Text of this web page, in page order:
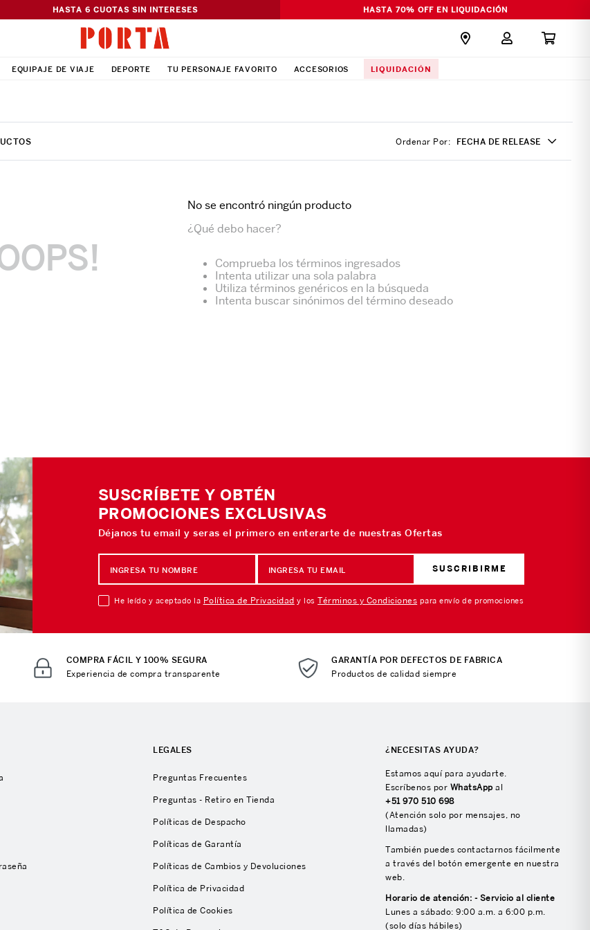
HASTA 6 CUOTAS SIN INTERESES HASTA 70% OFF EN LIQUIDACIÓN
EQUIPAJE DE VIAJE DEPORTE TU PERSONAJE FAVORITO ACCESORIOS LIQUIDACIÓN
Ordenar Por FECHA DE RELEASE
No se encontró ningún producto
¿Qué debo hacer?
Comprueba los términos ingresados
Intenta utilizar una sola palabra
Utiliza términos genéricos en la búsqueda
Intenta buscar sinónimos del término deseado
SUSCRÍBETE Y OBTÉN
PROMOCIONES EXCLUSIVAS
Déjanos tu email y seras el primero en enterarte de nuestras Ofertas
SUSCRIBIRME
He leído y aceptado la Política de Privacidad y losTérminos y Condiciones para envío de promociones
COMPRA FÁCIL Y 100% SEGURA
Experiencia de compra transparente
GARANTÍA POR DEFECTOS DE FABRICA
Productos de calidad siempre
LEGALES
Preguntas Frecuentes
Preguntas - Retiro en Tienda
Políticas de Despacho
Políticas de Garantía
Políticas de Cambios y Devoluciones
Política de Privacidad
Política de Cookies
¿NECESITAS AYUDA?
Estamos aquí para ayudarte.
Escríbenos por WhatsApp al
+51 970 510 698
(Atención solo por mensajes, no
llamadas)
También puedes contactarnos fácilmente
a través del botón emergente en nuestra
web.
Horario de atención: - Servicio al cliente
Lunes a sábado: 9:00 a.m. a 6:00 p.m.
(solo días hábiles)